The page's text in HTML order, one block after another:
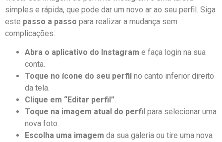
simples e rápida, que pode ​dar um⁣ novo ar ao‍ seu perfil. Siga
este‍ passo a⁣ passo para ​realizar a mudança sem
⁤complicações:
Abra⁢ o aplicativo ⁣do⁤ Instagram e faça login na⁢ sua
conta.
Toque no ​ícone do seu perfil no canto inferior ​direito
da tela.
Clique​ em “Editar perfil”.
Toque na imagem atual do perfil ⁣para⁤ selecionar uma
nova foto.
Escolha uma ​imagem ⁢da sua galeria ou tire uma nova